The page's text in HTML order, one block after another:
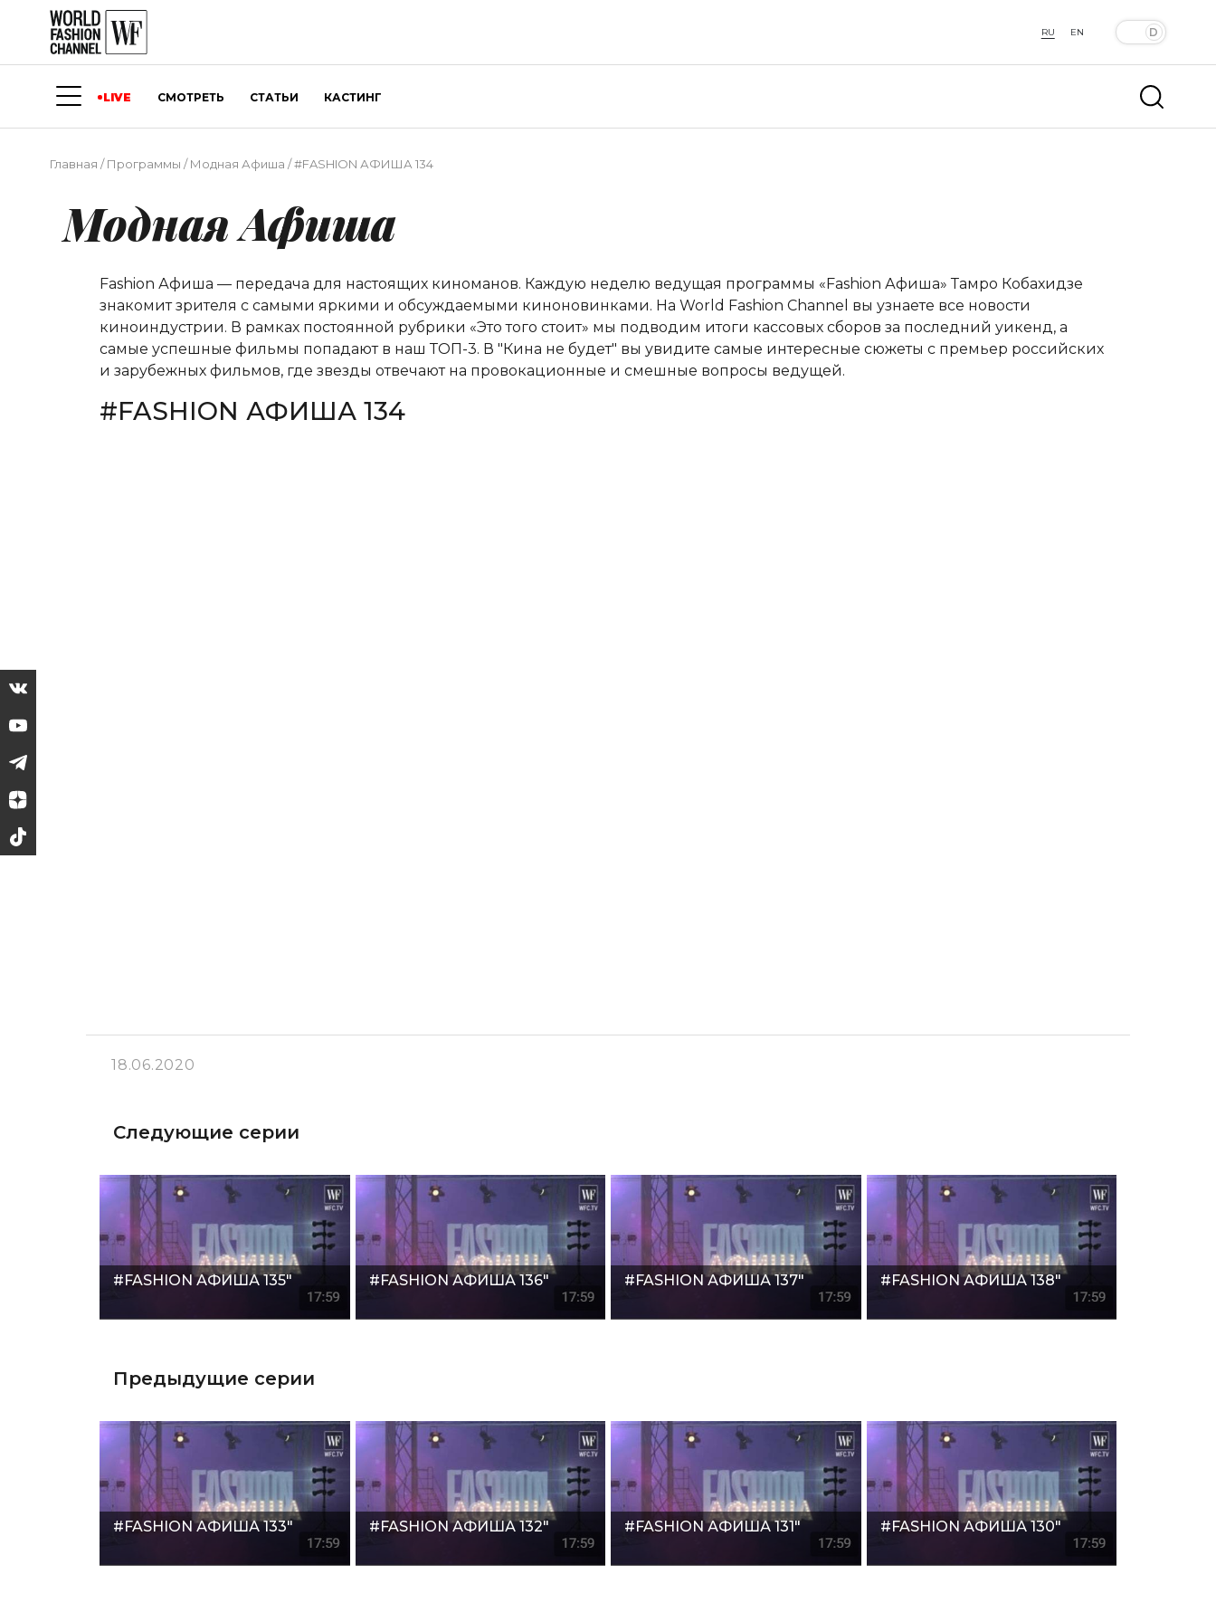
RU EN
LIVE СМОТРЕТЬ СТАТЬИ КАСТИНГ
Главная /Программы /Модная Афиша /#FASHION АФИША 134
Модная Афиша
Fashion Афиша — передача для настоящих киноманов. Каждую неделю ведущая программы «Fashion Афиша»Тамро Кобахидзе
знакомит зрителя с самыми яркими и обсуждаемыми киноновинками. На World Fashion Channel вы узнаете все новости
киноиндустрии. В рамках постоянной рубрики «Это того стоит» мы подводим итоги кассовых сборов за последний уикенд, а
самые успешные фильмы попадают в наш ТОП-3. В "Кина не будет" вы увидите самые интересные сюжеты с премьер российских
и зарубежных фильмов, где звезды отвечают на провокационные и смешные вопросы ведущей.
#FASHION АФИША 134
18.06.2020
Следующие серии
#FASHION АФИША 135" #FASHION АФИША 136" #FASHION АФИША 137" #FASHION АФИША 138"
Предыдущие серии
#FASHION АФИША 133" #FASHION АФИША 132" #FASHION АФИША 131" #FASHION АФИША 130"